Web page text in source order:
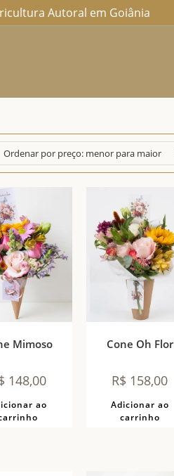
Autoral em Goiânia
Mimoso
148,00
ao
Cone Oh Flor
R$ 158,00
Adicionar ao
carrinho